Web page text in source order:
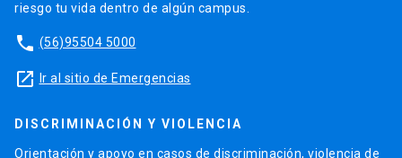
riesgo tu vida dentro de algún campus.
phone (56)95504 5000
launch Ir al sitio de Emergencias
DISCRIMINACIÓN Y VIOLENCIA
Orientación y apoyo en casos de discriminación, violencia de